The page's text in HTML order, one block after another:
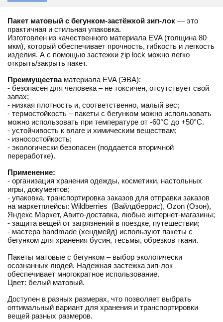
Пакет матовый с бегунком-застёжкой зип-лок — это
практичная и стильная упаковка.
Изготовлен из качественного материала EVA (толщина 80
мкм), который обеспечивает прочность, гибкость и легкость
изделия. А с помощью застежки zip lock можно легко
открыть/закрыть пакет.
Преимуществаматериала EVA (ЭВА):
- безопасен для человека – не токсичен, отсутствует свой
запах;
- низкая плотность и, соответственно, малый вес;
- термостойкость – пакеты с бегунком можно использовать
можно использовать при температуре от -60°C до +50°C.
- устойчивость к влаге и химическим веществам;
- износостойкость;
- экологически безопасен (поддается вторичной
переработке).
Применение:
- организация хранения одежды, косметики, настольных
игры, документов;
- упаковка, транспортировка заказов для отправки заказов
на маркетплейсы: Wildberries (Вайлдберрис), Ozon (Озон),
Яндекс Маркет, Авито-доставка, любые интернет-магазины;
- защита вещей от загрязнений в поездке, путешествии;
- мастера handmade (хендмейд) используют пакеты с
бегунком для хранения бусин, тесьмы, обрезков ткани.
Пакеты матовые с бегунком – выбор экологически
осознанных людей. Надежная застежка зип-лок
обеспечивает многократное использование.
Цвет: белый матовый.
Доступен в разных размерах, что позволяет выбрать
оптимальный вариант для хранения и транспортировки
вещей разных размеров.